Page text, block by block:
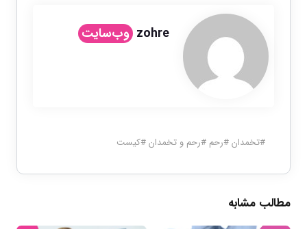
zohre وب‌سایت
#تخمدان#رحم #رحم و تخمدان#کیست
مطالب مشابه